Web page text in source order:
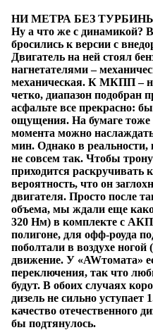
НИ МЕТРА БЕЗ
Ну а что же с динамикой?
бросились к версии с
Двигатель на ней стоял
нагнетателями –
механическая. К МКПП –
четко, диапазон
асфальте все прекрасно:
ощущения. На бумаге
момента можно
мин. Однако в
не совсем так. Чтобы
приходится раскручивать
вероятность, что он
двигателя. Просто после
объема, мы ждали еще
320 Нм) в комплекте с
полигоне, для офф-роуда
поболтали в воздухе
движение. У «AWтомата»
переключения, так что
будут. В обоих случаях
дизель не сильно
качество отечественного
бы подтянулось.